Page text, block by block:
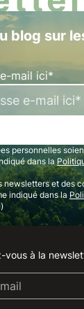
blog sur
mail ici*
personnelles
dans la
newsletters et des
indiqué dans la
Instagram
Facebook
Linkedin
Youtube
vous à la